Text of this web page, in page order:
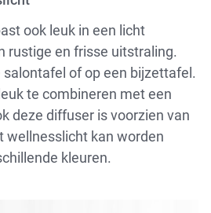
ook leuk in een licht
rustige en frisse uitstraling.
of op een bijzettafel.
te combineren met een
deze diffuser is voorzien van
wellnesslicht kan worden
kleuren.